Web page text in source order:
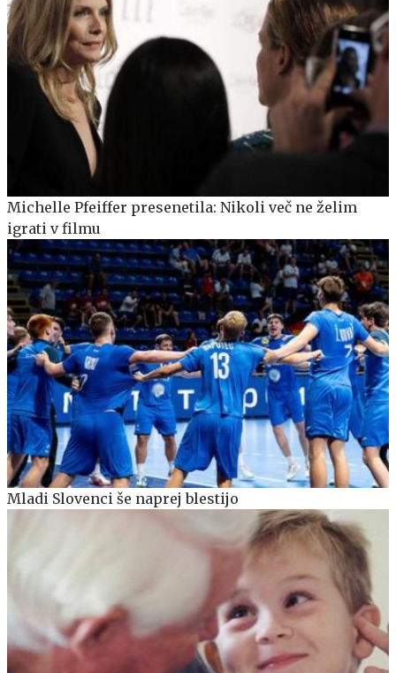
Michelle Pfeiffer presenetila: Nikoli več ne želim
igrati v filmu
Mladi Slovenci še naprej blestijo